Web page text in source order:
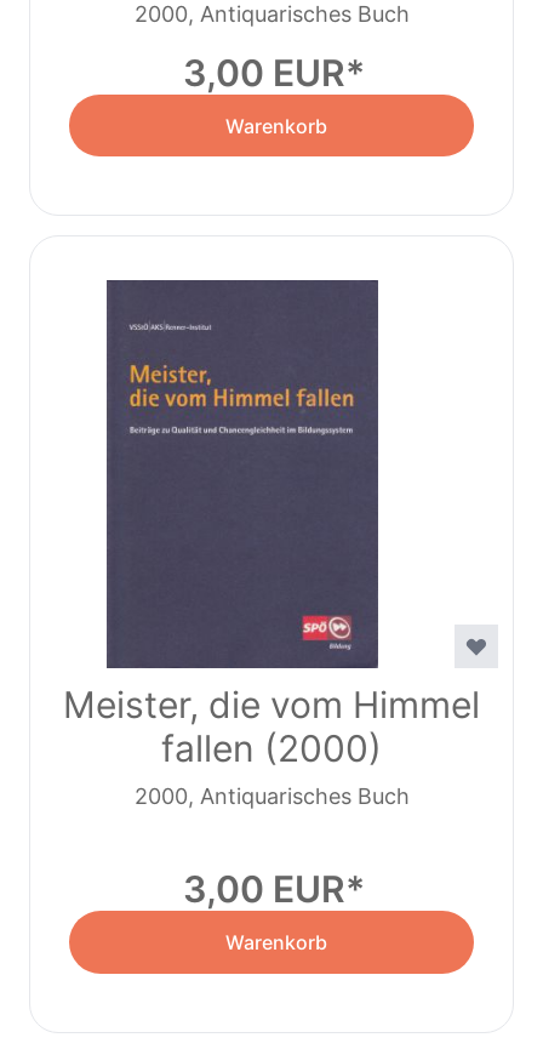
2000, Antiquarisches Buch
3,00 EUR
Warenkorb
Meister, die vom Himmel
fallen (2000)
2000, Antiquarisches Buch
3,00 EUR
Warenkorb